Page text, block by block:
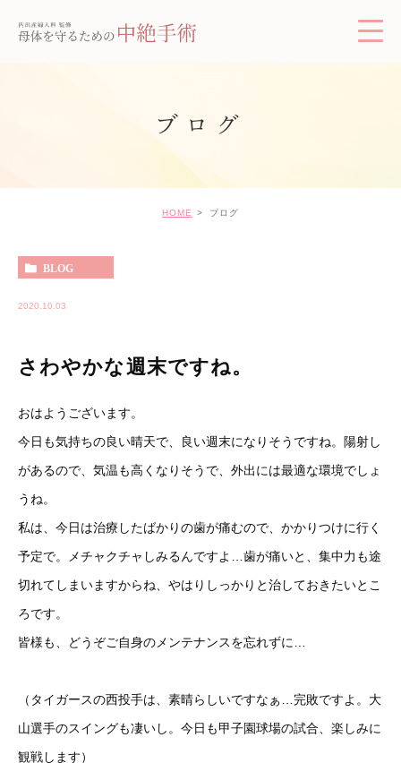
ブログ
HOME ブログ
BLOG
2020.10.03
さわやかな週末ですね。
おはようございます。
今日も気持ちの良い晴天で、良い週末になりそうですね。陽射し
があるので、気温も高くなりそうで、外出には最適な環境でしょ
うね。
私は、今日は治療したばかりの歯が痛むので、かかりつけに行く
予定で。メチャクチャしみるんですよ…歯が痛いと、集中力も途
切れてしまいますからね、やはりしっかりと治しておきたいとこ
ろです。
皆様も、どうぞご自身のメンテナンスを忘れずに…
（タイガースの西投手は、素晴らしいですなぁ…完敗ですよ。大
山選手のスイングも凄いし。今日も甲子園球場の試合、楽しみに
観戦します）